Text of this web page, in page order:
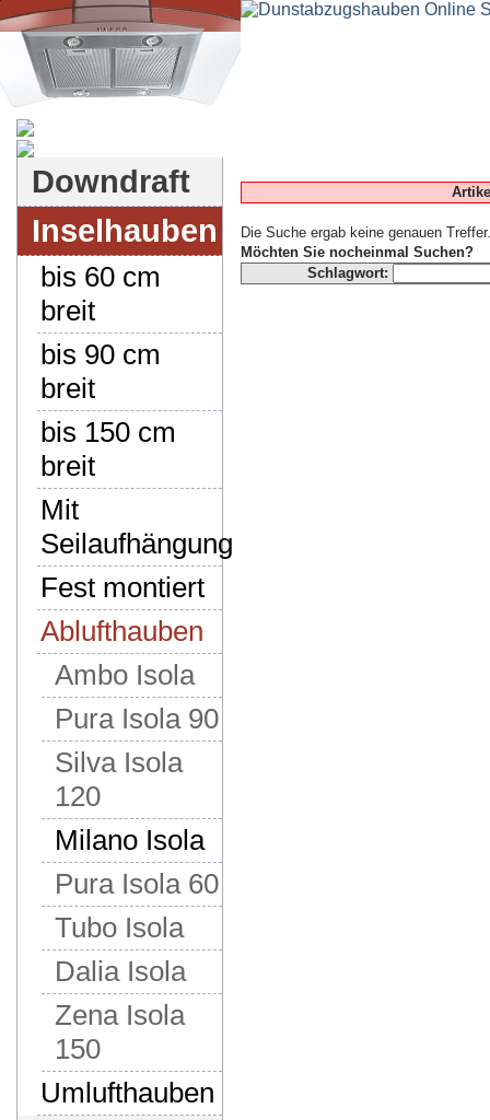
Downdraft
Inselhauben
bis 60 cm
breit
bis 90 cm
breit
bis 150 cm
breit
Mit
Seilaufhängung
Fest montiert
Ablufthauben
Ambo Isola
Pura Isola 90
Silva Isola
120
Milano Isola
Pura Isola 60
Tubo Isola
Dalia Isola
Zena Isola
150
Umlufthauben
Die Suche ergab keine genauen Treffer.
Möchten Sie nocheinmal Suchen?
Schlagwort: